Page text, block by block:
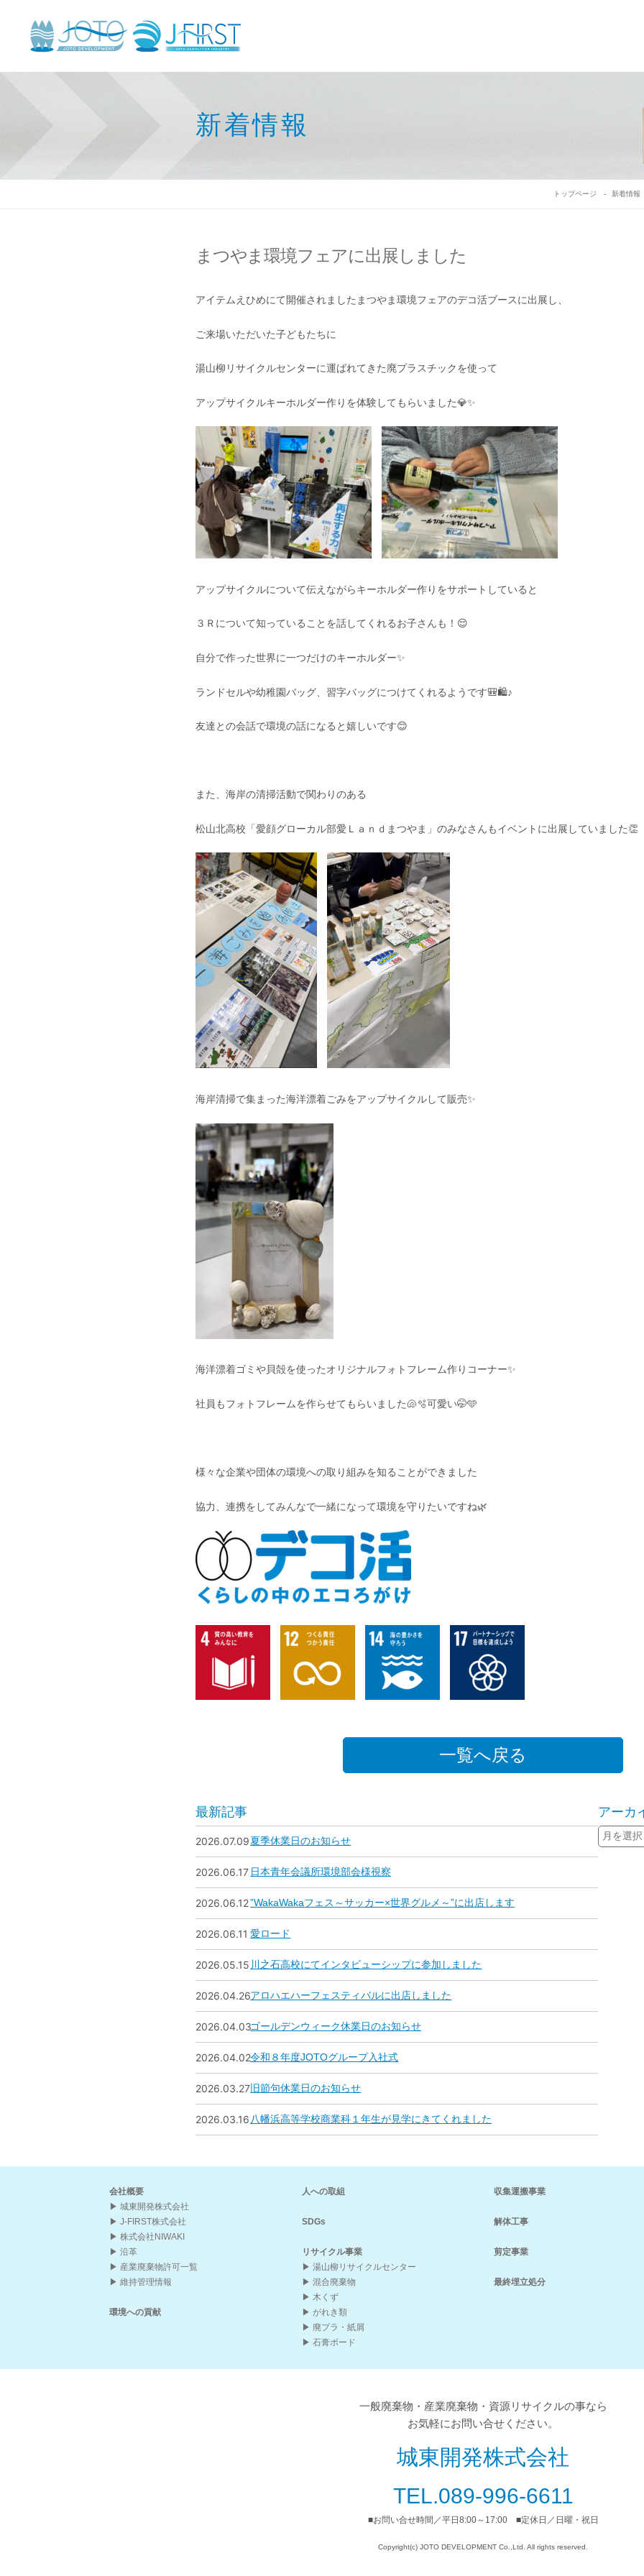
新着情報
トップページ 新着情報
まつやま環境フェアに出展しました
アイテムえひめにて開催されましたまつやま環境フェアのデコ活ブースに出展し、
ご来場いただいた子どもたちに
湯山柳リサイクルセンターに運ばれてきた廃プラスチックを使って
アップサイクルキーホルダー作りを体験してもらいました💎✨
アップサイクルについて伝えながらキーホルダー作りをサポートしていると
３Ｒについて知っていることを話してくれるお子さんも！😌
自分で作った世界に一つだけのキーホルダー✨
ランドセルや幼稚園バッグ、習字バッグにつけてくれるようです🎒🛍️♪
友達との会話で環境の話になると嬉しいです😊
また、海岸の清掃活動で関わりのある
松山北高校「愛顔グローカル部愛Ｌａｎｄまつやま」のみなさんもイベントに出展していました👏
海岸清掃で集まった海洋漂着ごみをアップサイクルして販売✨
海洋漂着ゴミや貝殻を使ったオリジナルフォトフレーム作りコーナー✨
社員もフォトフレームを作らせてもらいました🐚🫧可愛い🤭🩵
様々な企業や団体の環境への取り組みを知ることができました
協力、連携をしてみんなで一緒になって環境を守りたいですね🌿
一覧へ戻る
最新記事
2026.07.09夏季休業日のお知らせ
2026.06.17 日本青年会議所環境部会様視察
2026.06.12”WakaWakaフェス～サッカー×世界グルメ～”に出店します
2026.06.11 愛ロード
2026.05.15 川之石高校にてインタビューシップに参加しました
2026.04.26アロハエハーフェスティバルに出店しました
2026.04.03ゴールデンウィーク休業日のお知らせ
2026.04.02令和８年度JOTOグループ入社式
2026.03.27 旧節句休業日のお知らせ
2026.03.16 八幡浜高等学校商業科１年生が見学にきてくれました
アーカ
会社概要
城東開発株式会社
J-FIRST株式会社
株式会社NIWAKI
沿革
産業廃棄物許可一覧
維持管理情報
環境への貢献
人への取組
SDGs
リサイクル事業
湯山柳リサイクルセンター
混合廃棄物
木くず
がれき類
廃プラ・紙屑
石膏ボード
収集運搬事業
解体工事
剪定事業
最終埋立処分
一般廃棄物・産業廃棄物・資源リサイクルの事なら
お気軽にお問い合せください。
城東開発株式会社
TEL.089-996-6611
■お問い合せ時間／平日8:00～17:00 ■定休日／日曜・祝日
Copyright(c) JOTO DEVELOPMENT Co.,Ltd. All rights reserved.